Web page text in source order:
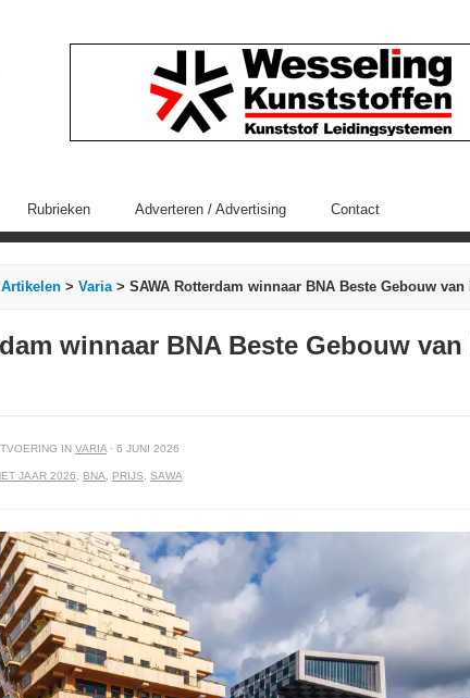
Rubrieken Adverteren / Advertising Contact
Artikelen > Varia > SAWA Rotterdam winnaar BNA Beste Gebouw van
winnaar BNA Beste Gebouw van
IN VARIA · 6 JUNI 2026
JAAR 2026 BNA PRIJS SAWA